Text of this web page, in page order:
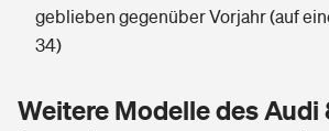
Tools
Hochwasser-Check: Wie gefährdet ist Ihr
Handyversicherung
Private Cyberversicherung
Wer versichert was: Jetzt Versicherer
geblieben gegenüber Vorjahr (auf
34)
Weitere Modelle des Audi